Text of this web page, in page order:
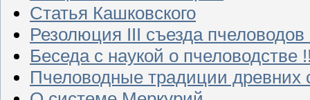
Статья Кашковского
Резолюция III съезда
Беседа с наукой о пчеловодстве
Пчеловодные традиции древних